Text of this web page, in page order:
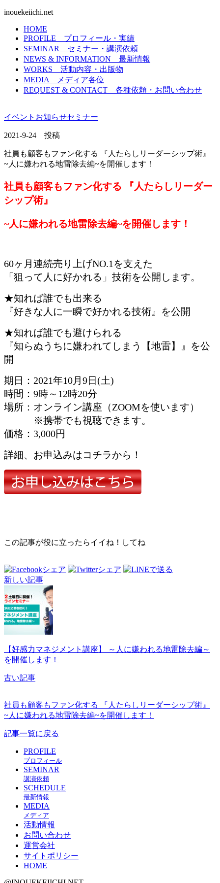
inouekeiichi.net
HOME
PROFILE プロフィール・実績
SEMINAR セミナー・講演依頼
NEWS & INFORMATION 最新情報
WORKS 活動内容・出版物
MEDIA
メディア各位
REQUEST & CONTACT 各種依頼・お問い合わせ
イベント お知らせセミナー
2021-9-24 投稿
社員も顧客もファン化する 『人たらしリーダーシップ術』
~人に嫌われる地雷除去編~を開催します！
社員も顧客もファン化する 『人たらしリーダー
シップ術』
~人に嫌われる地雷除去編~を開催します！
60ヶ月連続売り上げNO.1を支えた
「狙って人に好かれる」技術を公開します。
★知れば誰でも出来る
『好きな人に一瞬で好かれる技術』を公開
★知れば誰でも避けられる
『知らぬうちに嫌われてしまう【地雷】』を公
開
期日：2021年10月9日(土)
時間：9時～12時20分
場所：オンライン講座（ZOOMを使います）
※携帯でも視聴できます。
価格：3,000円
詳細、お申込みはコチラから！
この記事が役に立ったらイイね！してね
新しい記事
【好感力マネジメント講座】 ～人に嫌われる地雷除去編～
を開催します！
古い記事
社員も顧客もファン化する 『人たらしリーダーシップ術』
~人に嫌われる地雷除去編~を開催します！
記事一覧に戻る
PROFILE
プロフィール
SEMINAR
講演依頼
SCHEDULE
最新情報
MEDIA
メディア
活動情報
お問い合わせ
運営会社
サイトポリシー
HOME